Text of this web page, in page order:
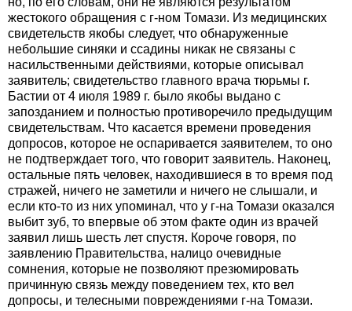
жестокого обращения с г-ном Томази. Из медицинских
свидетельств якобы следует, что обнаруженные
небольшие синяки и ссадины никак не связаны с
насильственными действиями, которые описывал
заявитель; свидетельство главного врача тюрьмы г.
Бастии от 4 июля 1989 г. было якобы выдано с
запозданием и полностью противоречило предыдущим
свидетельствам. Что касается времени проведения
допросов, которое не оспаривается заявителем, то оно
не подтверждает того, что говорит заявитель. Наконец,
остальные пять человек, находившиеся в то время под
стражей, ничего не заметили и ничего не слышали, и
если кто-то из них упоминал, что у г-на Томази оказался
выбит зуб, то впервые об этом факте один из врачей
заявил лишь шесть лет спустя. Короче говоря, по
заявлению Правительства, налицо очевидные
сомнения, которые не позволяют презюмировать
причинную связь между поведением тех, кто вел
допросы, и телесными повреждениями г-на Томази.